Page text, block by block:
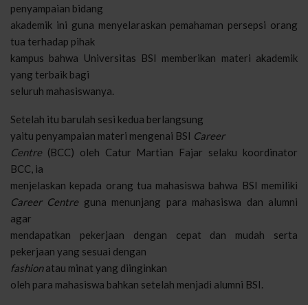
penyampaian bidang
akademik ini guna menyelaraskan pemahaman persepsi orang
tua terhadap pihak
kampus bahwa Universitas BSI memberikan materi akademik
yang terbaik bagi
seluruh mahasiswanya.
Setelah itu barulah sesi kedua berlangsung
yaitu penyampaian materi mengenai BSI Career
Centre(BCC) oleh Catur Martian Fajar selaku koordinator
BCC, ia
menjelaskan kepada orang tua mahasiswa bahwa BSI memiliki
Career Centreguna menunjang para mahasiswa dan alumni
agar
mendapatkan pekerjaan dengan cepat dan mudah serta
pekerjaan yang sesuai dengan
fashionatau minat yang diinginkan
oleh para mahasiswa bahkan setelah menjadi alumni BSI.